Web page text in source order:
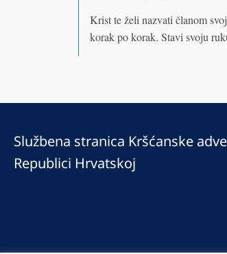
Krist te želi nazvati članom
korak po korak. Stavi svoju
Službena stranica Kršćanske
Republici Hrvatskoj